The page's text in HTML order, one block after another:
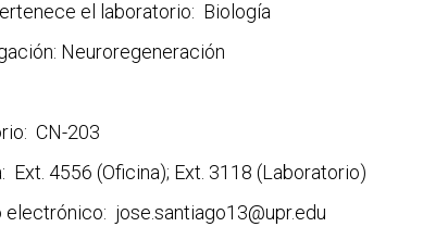
el laboratorio: Biología
Neuroregeneración
CN-203
Ext. 4556 (Oficina); Ext. 3118 (Laboratorio)
jose.santiago13@upr.edu